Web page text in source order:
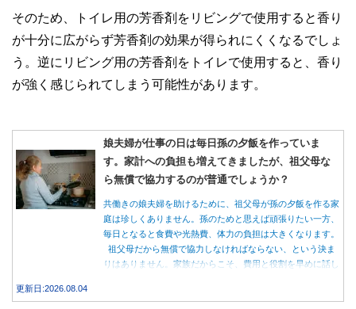
そのため、トイレ用の芳香剤をリビングで使用すると香り
が十分に広がらず芳香剤の効果が得られにくくなるでしょ
う。逆にリビング用の芳香剤をトイレで使用すると、香り
が強く感じられてしまう可能性があります。
娘夫婦が仕事の日は毎日孫の夕飯を作っていま
す。家計への負担も増えてきましたが、祖父母な
ら無償で協力するのが普通でしょうか？
共働きの娘夫婦を助けるために、祖父母が孫の夕飯を作る家
庭は珍しくありません。孫のためと思えば頑張りたい一方、
毎日となると食費や光熱費、体力の負担は大きくなります。
祖父母だから無償で協力しなければならない、という決ま
りはありません。家族だからこそ、費用と役割を早めに話し
更新日:2026.08.04